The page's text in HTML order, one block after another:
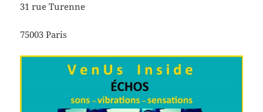
31 rue Turenne
75003 Paris